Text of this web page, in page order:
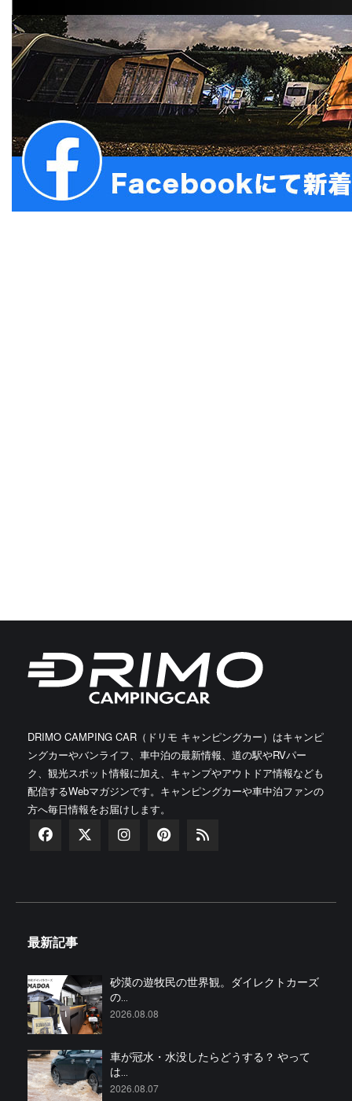
DRIMO CAMPING CAR（ドリモ キャンピングカー）はキャンピ
ングカーやバンライフ、車中泊の最新情報、道の駅やRVパー
ク、観光スポット情報に加え、キャンプやアウトドア情報なども
配信するWebマガジンです。キャンピングカーや車中泊ファンの
方へ毎日情報をお届けします。
最新記事
砂漠の遊牧民の世界観。ダイレクトカーズ
の...
2026.08.08
車が冠水・水没したらどうする？ やって
は...
2026.08.07